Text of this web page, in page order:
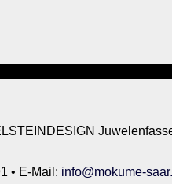
• E-Mail: info@mokume-